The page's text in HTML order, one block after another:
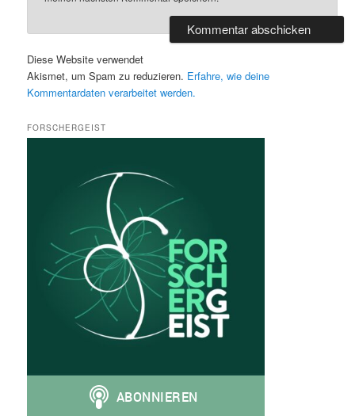
Diese Website verwendet
Akismet, um Spam zu reduzieren. Erfahre, wie deine
Kommentardaten verarbeitet werden.
FORSCHERGEIST